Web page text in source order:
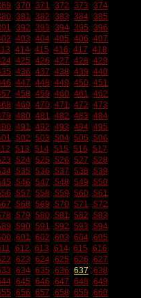
370 371 372 373 374
381 382 383 384 385
392 393 394 395 396
403 404 405 406 407
414 415 416 417 418
425 426 427 428 429
436 437 438 439 440
447 448 449 450 451
458 459 460 461 462
469 470 471 472 473
480 481 482 483 484
491 492 493 494 495
502 503 504 505 506
513 514 515 516 517
524 525 526 527 528
535 536 537 538 539
546 547 548 549 550
557 558 559 560 561
568 569 570 571 572
579 580 581 582 583
590 591 592 593 594
601 602 603 604 605
612 613 614 615 616
623 624 625 626 627
634 635 636 637 638
645 646 647 648 649
656 657 658 659 660